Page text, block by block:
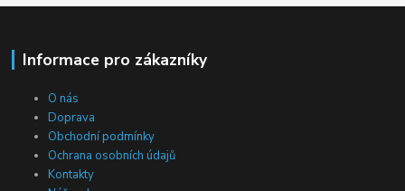
Informace pro zákazníky
O nás
Doprava
Obchodní podmínky
Ochrana osobních údajů
Kontakty